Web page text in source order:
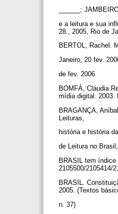
______;
e a leitura e sua
28., 2005, Rio de
BERTOL, Rachel.
Janeiro, 20 fev.
de fev. 2006
BOMFÁ, Cláudia
mídia digital. 2003.
BRAGANÇA,
Leituras,
história e história
de Leitura no
BRASIL tem
2105500/2105414/
BRASIL.
2005. (Textos
n. 37)